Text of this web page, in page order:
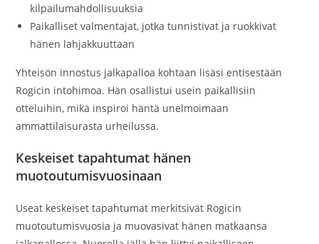
kilpailumahdollisuuksia
Paikalliset valmentajat, jotka tunnistivat ja ruokkivat
hänen lahjakkuuttaan
Yhteisön innostus jalkapalloa kohtaan lisäsi entisestään
Rogicin intohimoa. Hän osallistui usein paikallisiin
otteluihin, mikä inspiroi häntä unelmoimaan
ammattilaisurasta urheilussa.
Keskeiset tapahtumat hänen
muotoutumisvuosinaan
Useat keskeiset tapahtumat merkitsivät Rogicin
muotoutumisvuosia ja muovasivat hänen matkaansa